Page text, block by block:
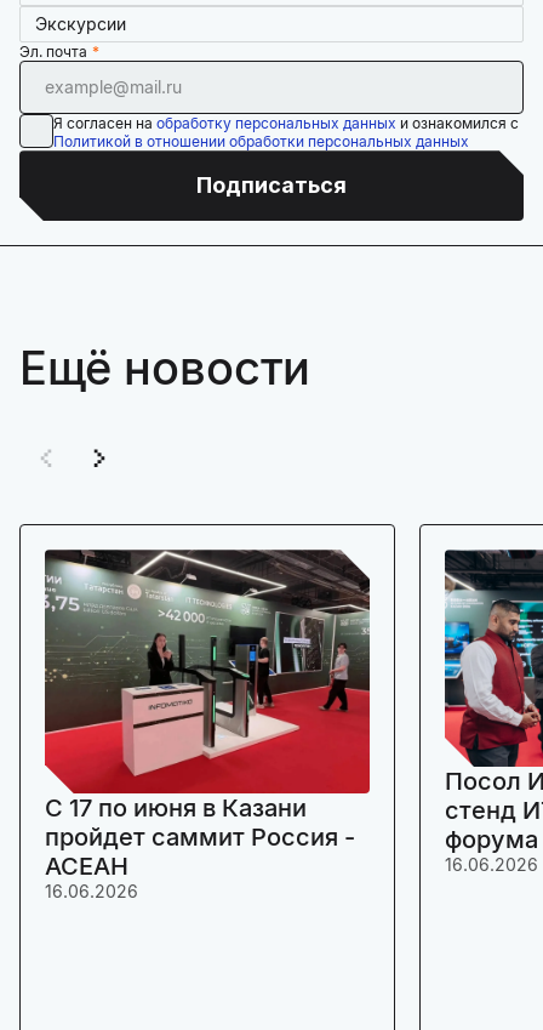
Экскурсии
Эл. почта
Я согласен на обработку персональных данных и ознакомился с
Политикой в отношении обработки персональных данных
Подписаться
Ещё новости
C 17 по июня в Казани
пройдет саммит Россия -
АСЕАН
16.06.2026
Посол
стенд
16.06.2026